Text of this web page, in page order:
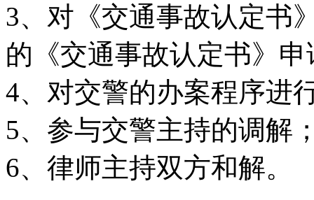
3、对《交通事故认定书
的《交通事故认定书》
4、对交警的办案程序进
5、参与交警主持的调解
6、律师主持双方和解。